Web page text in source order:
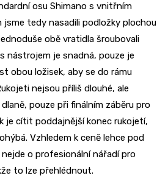
osu Shimano s vnitřním
jsme tedy nasadili podložky plochou
obě vratidla šroubovali
nástrojem je snadná, pouze je
obou ložisek, aby se do rámu
nejsou příliš dlouhé, ale
pouze při finálním záběru pro
je cítit poddajnější konec rukojetí,
Vzhledem k ceně lehce pod
o profesionální nářadí pro
to lze přehlédnout.